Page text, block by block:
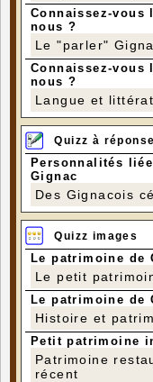
Connaissez-vous
nous ?
Le "parler"
Connaissez-vous
nous ?
Langue et
Quizz à
Personnalités
Gignac
Des Gignacois
Quizz images
Le patrimoine de
Le petit
Le patrimoine de
Histoire et
Petit patrimoine
Patrimoine
récent